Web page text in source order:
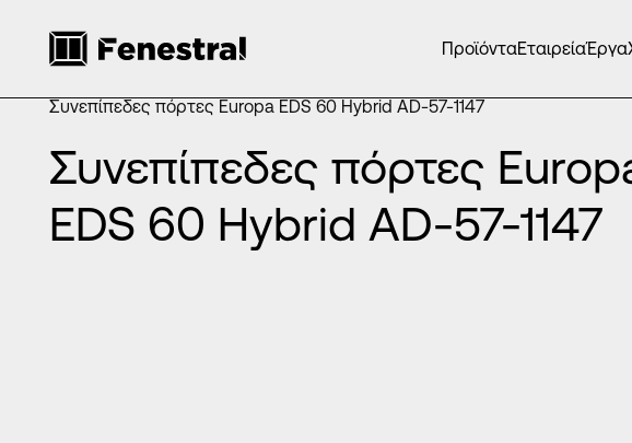
ΠροϊόνταΕταιρείαΈργα
ΑΡΧΙΚΉ ΠΡΟΪΌΝΤΑ/ΠΌΡΤΕΣ ΕΙΣΌΔΟΥ ΑΛΟΥΜΙΝΊΟΥ
Συνεπίπεδες πόρτες Europa EDS 60 Hybrid AD-57-1147
Συνεπίπεδες πόρτες
EDS 60 Hybrid AD-57-1147